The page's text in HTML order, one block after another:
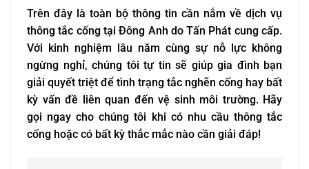
Trên đây là toàn bộ thông tin cần nắm về dịch vụ
thông tắc cống tại Đông Anh do Tấn Phát cung cấp.
Với kinh nghiệm lâu năm cùng sự nỗ lực không
ngừng nghỉ, chúng tôi tự tin sẽ giúp gia đình bạn
giải quyết triệt để tình trạng tắc nghẽn cống hay bất
kỳ vấn đề liên quan đến vệ sinh môi trường. Hãy
gọi ngay cho chúng tôi khi có nhu cầu thông tắc
cống hoặc có bất kỳ thắc mắc nào cần giải đáp!